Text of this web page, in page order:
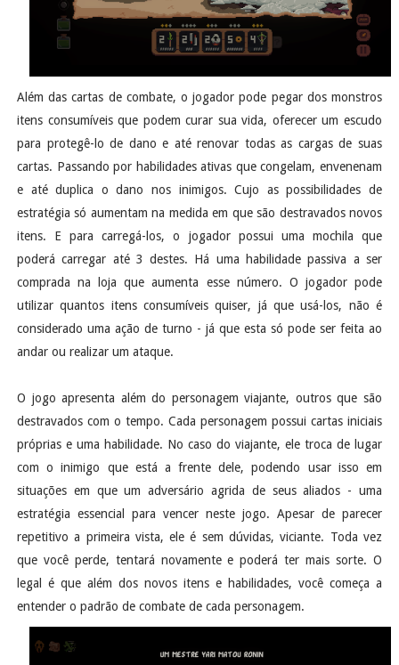
Além das cartas de combate, o jogador pode pegar dos monstros
itens consumíveis que podem curar sua vida, oferecer um escudo
para protegê-lo de dano e até renovar todas as cargas de suas
cartas. Passando por habilidades ativas que congelam, envenenam
e até duplica o dano nos inimigos. Cujo as possibilidades de
estratégia só aumentam na medida em que são destravados novos
itens. E para carregá-los, o jogador possui uma mochila que
poderá carregar até 3 destes. Há uma habilidade passiva a ser
comprada na loja que aumenta esse número. O jogador pode
utilizar quantos itens consumíveis quiser, já que usá-los, não é
considerado uma ação de turno - já que esta só pode ser feita ao
andar ou realizar um ataque.
O jogo apresenta além do personagem viajante, outros que são
destravados com o tempo. Cada personagem possui cartas iniciais
próprias e uma habilidade. No caso do viajante, ele troca de lugar
com o inimigo que está a frente dele, podendo usar isso em
situações em que um adversário agrida de seus aliados - uma
estratégia essencial para vencer neste jogo. Apesar de parecer
repetitivo a primeira vista, ele é sem dúvidas, viciante. Toda vez
que você perde, tentará novamente e poderá ter mais sorte. O
legal é que além dos novos itens e habilidades, você começa a
entender o padrão de combate de cada personagem.